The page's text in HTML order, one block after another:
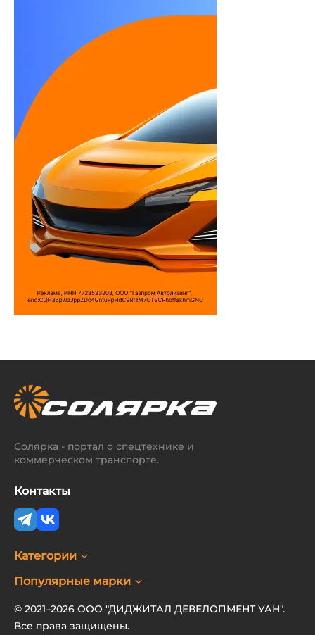
Солярка - портал о спецтехнике и
коммерческом транспорте.
Контакты
Категории
Популярные марки
© 2021–2026 ООО "ДИДЖИТАЛ ДЕВЕЛОПМЕНТ УАН".
Все права защищены.